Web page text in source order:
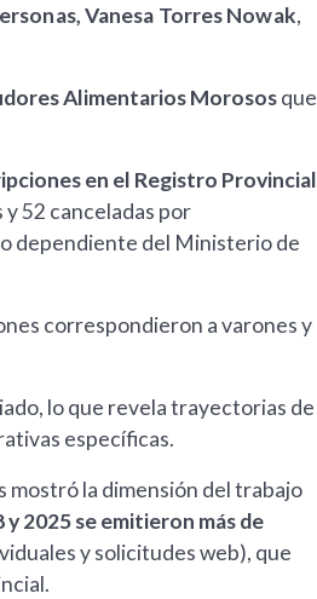
Vanesa Torres Nowak,
Alimentarios Morososque
en el Registro Provincial
y 52 canceladas por
dependiente del Ministerio de
correspondieron a varones y
lo que revela trayectorias de
específicas.
mostró la dimensión del trabajo
2025 se emitieron más de
y solicitudes web), que